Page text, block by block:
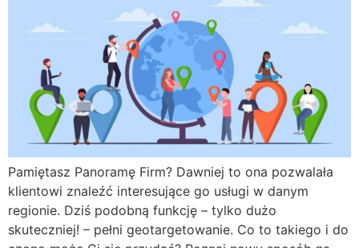
Pamiętasz Panoramę Firm? Dawniej to ona pozwalała
klientowi znaleźć interesujące go usługi w danym
regionie. Dziś podobną funkcję – tylko dużo
skuteczniej! – pełni geotargetowanie. Co to takiego i do